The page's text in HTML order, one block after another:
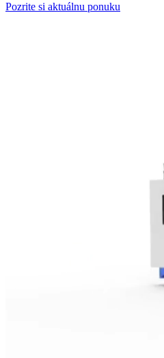
Pozrite si aktuálnu ponuku